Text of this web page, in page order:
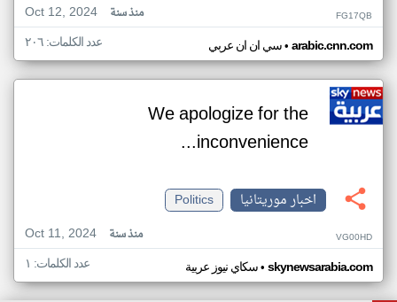
Oct 12, 2024
منذ سنة FG17QB
سي ان ان عربي• arabic.cnn.com عدد الكلمات: ٢٠٦
We apologize for the
inconvenience...
اخبار موريتانيا
Politics
Oct 11, 2024
منذ سنة VG00HD
سكاي نيوز عربية• skynewsarabia.com عدد الكلمات: ١